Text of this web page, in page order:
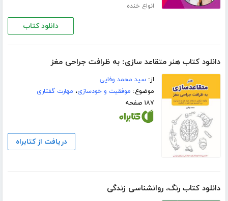
انواع خنده
دانلود کتاب
دانلود کتاب هنر متقاعد سازی: به ظرافت جراحی مغز
از:سید محمد وفایی
موضوع: موفقیت و خودسازی، مهارت گفتاری
۱۸۷ صفحه
دریافت از کتابراه
دانلود کتاب رنگ، روانشناسی زندگی